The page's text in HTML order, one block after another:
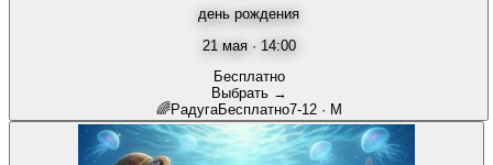
день рождения
21 мая · 14:00
Бесплатно
Выбрать →
🌈РадугаБесплатно7-12· М